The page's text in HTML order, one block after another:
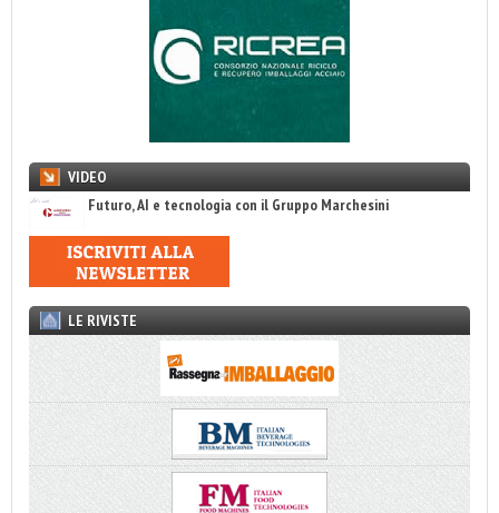
VIDEO
Futuro, AI e tecnologia con il Gruppo Marchesini
LE RIVISTE